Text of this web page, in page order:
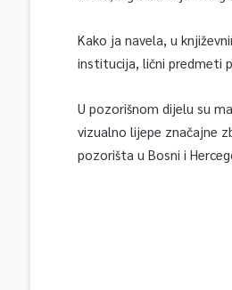
Kako ja navela, u
institucija, lični predmeti
U pozorišnom dijelu su
vizualno lijepe značajne
pozorišta u Bosni i